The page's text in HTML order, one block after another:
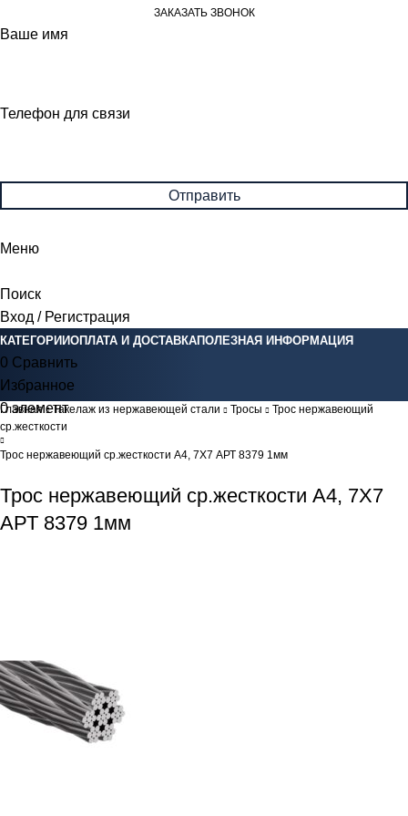
ЗАКАЗАТЬ ЗВОНОК
Ваше имя
Телефон для связи
Меню
Поиск
Вход / Регистрация
КАТЕГОРИИОПЛАТА И ДОСТАВКАПОЛЕЗНАЯ ИНФОРМАЦИЯ
0 Сравнить
Избранное
0элемент 0Br
Главная Такелаж из нержавеющей стали Тросы
Трос нержавеющий
ср.жесткости
Трос нержавеющий ср.жесткости А4, 7Х7 АРТ 8379 1мм
Трос нержавеющий ср.жесткости А4, 7Х7
АРТ 8379 1мм